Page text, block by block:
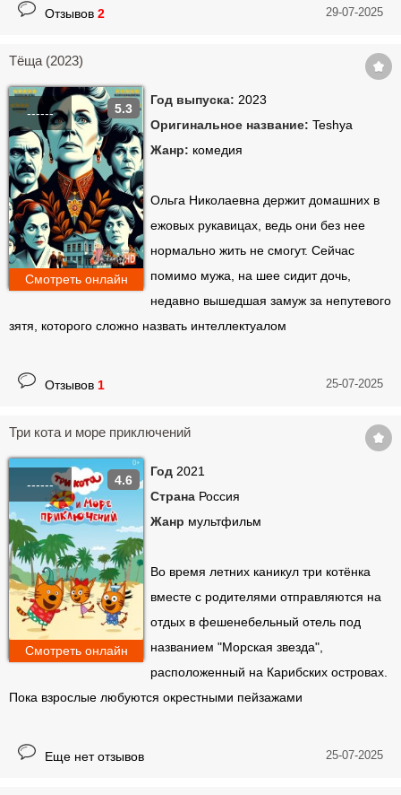
Отзывов 2 29-07-2025
Тёща (2023)
5.3
------
Год выпуска: 2023
Оригинальное название: Teshya
Жанр: комедия
Ольга Николаевна держит домашних в
ежовых рукавицах, ведь они без нее
нормально жить не смогут. Сейчас
помимо мужа, на шее сидит дочь,
недавно вышедшая замуж за непутевого
зятя, которого сложно назвать интеллектуалом
Смотреть онлайн
Отзывов 1 25-07-2025
Три кота и море приключений
4.6
------
Год 2021
Страна Россия
Жанр мультфильм
Во время летних каникул три котёнка
вместе с родителями отправляются на
отдых в фешенебельный отель под
названием "Морская звезда",
расположенный на Карибских островах.
Пока взрослые любуются окрестными пейзажами
Смотреть онлайн
Еще нет отзывов 25-07-2025